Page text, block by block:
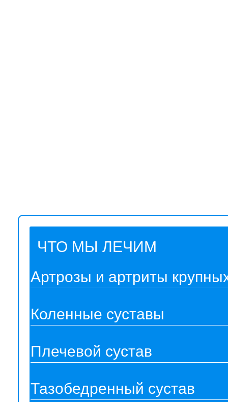
ЧТО МЫ ЛЕЧИМ
Артрозы и артриты
Коленные суставы
Плечевой сустав
Тазобедренный сустав